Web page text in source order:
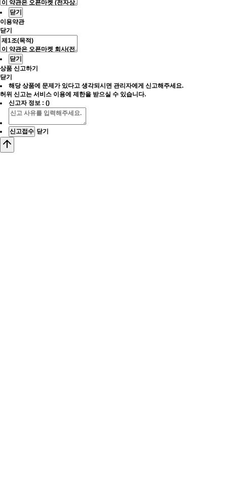
닫기
이용약관
닫기
닫기
상품 신고하기
닫기
해당 상품에 문제가 있다고 생각되시면 관리자에게 신고해주세요.
허위 신고는 서비스 이용에 제한을 받으실 수 있습니다.
신고자 정보 : ()
신고접수 닫기